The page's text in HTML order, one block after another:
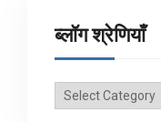
ब्लॉग श्रेणियाँ
ब्लॉग